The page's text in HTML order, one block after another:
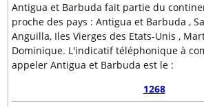
Antigua et Barbuda fait partie du
proche des pays : Antigua et Barbuda ,
Anguilla, Iles Vierges des Etats-Unis ,
Dominique. L'indicatif téléphonique à
appeler Antigua et Barbuda est le :
1268